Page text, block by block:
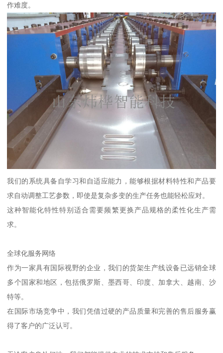
作难度。
我们的系统具备自学习和自适应能力，能够根据材料特性和产品要
求自动调整工艺参数，即使是复杂多变的生产任务也能轻松应对。
这种智能化特性特别适合需要频繁更换产品规格的柔性化生产需
求。
全球化服务网络
作为一家具有国际视野的企业，我们的货架生产线设备已远销全球
多个国家和地区，包括俄罗斯、墨西哥、印度、加拿大、越南、沙
特等。
在国际市场竞争中，我们凭借过硬的产品质量和完善的售后服务赢
得了客户的广泛认可。